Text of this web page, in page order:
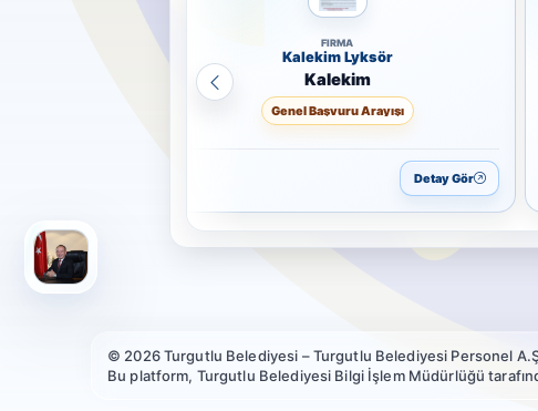
FIRMA
Kalekim Lyksör
Kalekim
Genel Başvuru Arayışı
Detay Gör
© 2026 Turgutlu Belediyesi – Turgutlu Belediyesi Personel
Bu platform, Turgutlu Belediyesi Bilgi İşlem Müdürlüğü